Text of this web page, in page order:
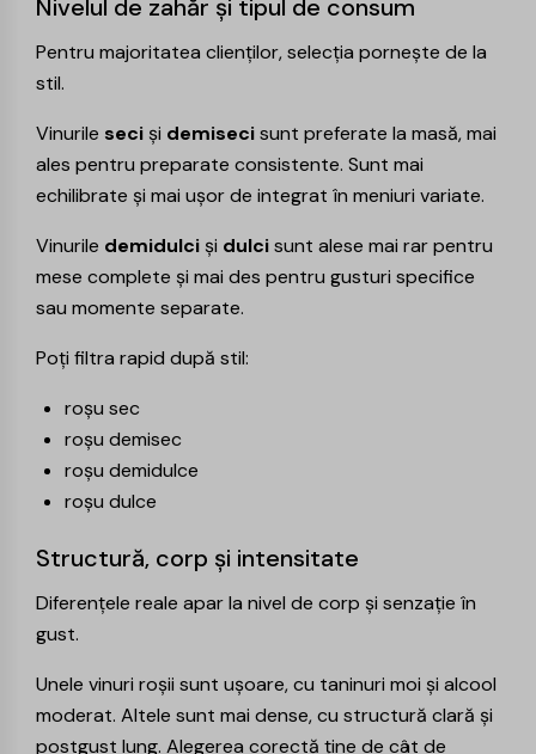
Nivelul de zahăr și tipul de consum
Pentru majoritatea clienților, selecția pornește de la
stil.
Vinurile seciși demisecisunt preferate la masă, mai
ales pentru preparate consistente. Sunt mai
echilibrate și mai ușor de integrat în meniuri variate.
Vinurile demidulciși dulcisunt alese mai rar pentru
mese complete și mai des pentru gusturi specifice
sau momente separate.
Poți filtra rapid după stil:
roșu sec
roșu demisec
roșu demidulce
roșu dulce
Structură, corp și intensitate
Diferențele reale apar la nivel de corp și senzație în
gust.
Unele vinuri roșii sunt ușoare, cu taninuri moi și alcool
moderat. Altele sunt mai dense, cu structură clară și
postgust lung. Alegerea corectă ține de cât de